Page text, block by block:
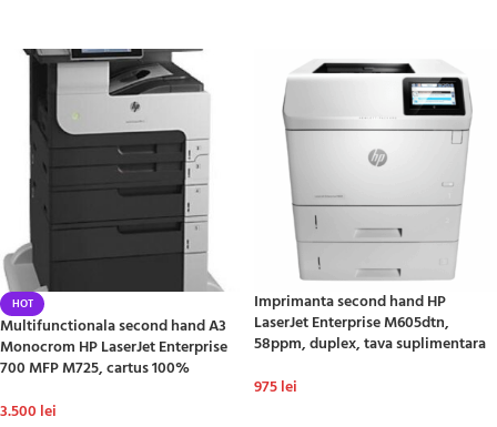
HOT
Multifunctionala second hand A3
Monocrom HP LaserJet Enterprise
700 MFP M725, cartus 100%
3.500 lei
Imprimanta second hand HP
LaserJet Enterprise M605dtn,
58ppm, duplex, tava suplimentara
975lei